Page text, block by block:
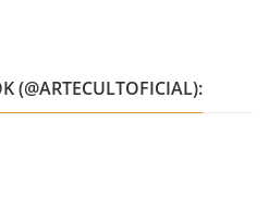
(@ARTECULTOFICIAL):